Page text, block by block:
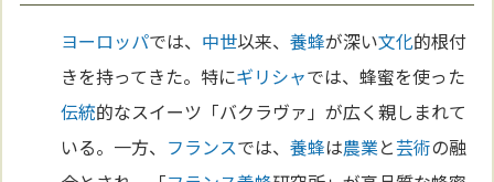
ヨーロッパでは、 中世以来、養蜂が深い文化的根付
きを持ってきた。特にギリシャでは、蜂蜜を使った
伝統的なスイーツ「バクラヴァ」が広く親しまれて
いる。一方、 フランスでは、養蜂は農業と芸術の融